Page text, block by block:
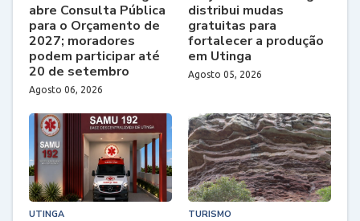
abre Consulta Pública
para o Orçamento de
2027; moradores
podem participar até
20 de setembro
Agosto 06, 2026
distribui mudas
gratuitas para
fortalecer a produção
em Utinga
Agosto 05, 2026
UTINGA TURISMO